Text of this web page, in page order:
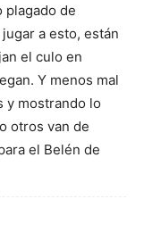
plagado de
a esto, están
el culo en
Y menos mal
y mostrando lo
otros van de
el Belén de